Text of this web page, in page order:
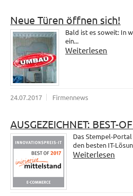
Neue Türen öffnen sich!
Bald ist es soweit: In
ein...
Weiterlesen
24.07.2017 Firmennews
AUSGEZEICHNET: BEST-
Das Stempel-
den besten IT-
Weiterlesen